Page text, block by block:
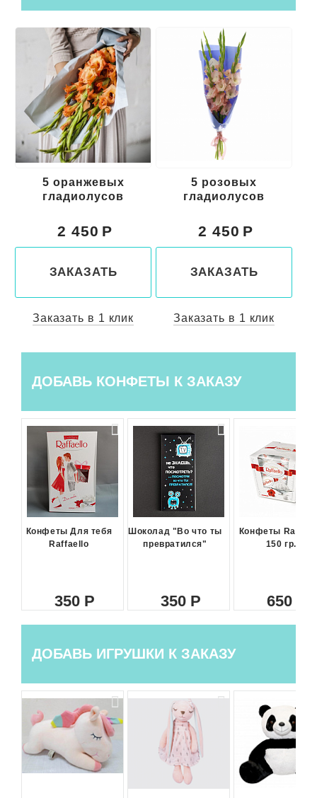
5 оранжевых
гладиолусов
2 450
ЗАКАЗАТЬ
Заказать в 1 клик
5 розовых
гладиолусов
2 450
ЗАКАЗАТЬ
Заказать в 1 клик
ДОБАВЬ КОНФЕТЫ К ЗАКАЗУ
Конфеты Для тебя
Raffaello
350
Шоколад "Во что ты
превратился"
350
Конфеты
150 гр.
650
ДОБАВЬ ИГРУШКИ К ЗАКАЗУ